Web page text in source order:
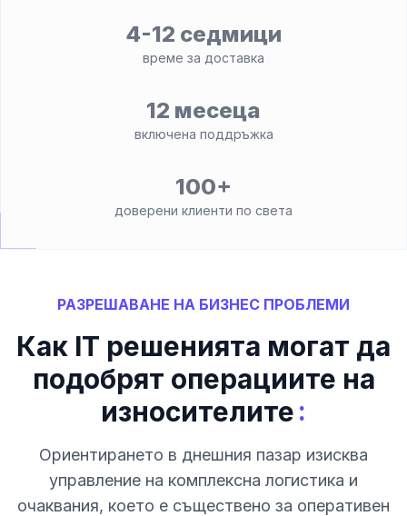
4-12 седмици
време за доставка
12 месеца
включена поддръжка
100+
доверени клиенти по света
РАЗРЕШАВАНЕ НА БИЗНЕС ПРОБЛЕМИ
Как IT решенията могат да
подобрят операциите на
износителите:
Ориентирането в днешния пазар изисква
управление на комплексна логистика и
очаквания, което е съществено за оперативен